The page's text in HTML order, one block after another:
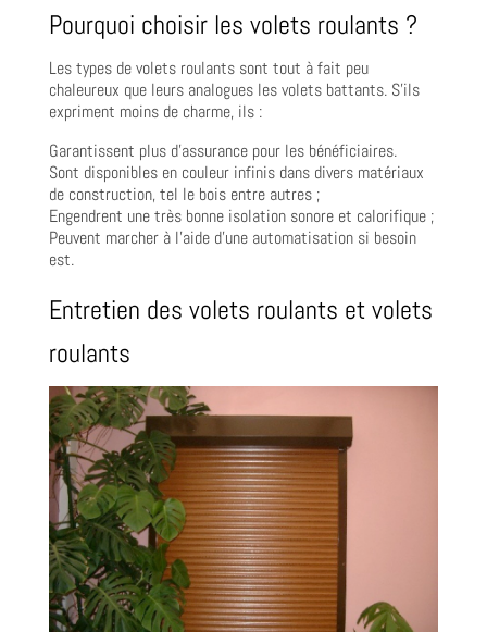
Pourquoi choisir les volets roulants ?
Les types de volets roulants sont tout à fait peu
chaleureux que leurs analogues les volets battants. S’ils
expriment moins de charme, ils :
Garantissent plus d’assurance pour les bénéficiaires.
Sont disponibles en couleur infinis dans divers matériaux
de construction, tel le bois entre autres ;
Engendrent une très bonne isolation sonore et calorifique ;
Peuvent marcher à l’aide d’une automatisation si besoin
est.
Entretien des volets roulants et volets
roulants